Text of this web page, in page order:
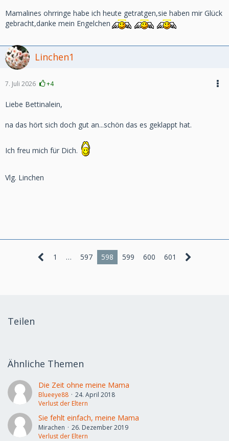
Mamalines ohrringe habe ich heute getratgen,sie haben mir Glück
gebracht,danke mein Engelchen
Linchen1
7. Juli 2026 +4
Liebe Bettinalein,
na das hört sich doch gut an...schön das es geklappt hat.
Ich freu mich für Dich.
Vlg. Linchen
1 … 597 598 599 600 601
Teilen
Ähnliche Themen
Die Zeit ohne meine Mama
Blueeye88
24. April 2018
Verlust der Eltern
Sie fehlt einfach, meine Mama
Mirachen
26. Dezember 2019
Verlust der Eltern